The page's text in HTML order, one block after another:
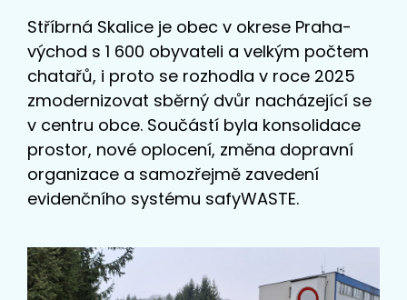
Stříbrná Skalice je obec v okrese Praha-
východ s 1 600 obyvateli a velkým počtem
chatařů, i proto se rozhodla v roce 2025
zmodernizovat sběrný dvůr nacházející se
v centru obce. Součástí byla konsolidace
prostor, nové oplocení, změna dopravní
organizace a samozřejmě zavedení
evidenčního systému safyWASTE.